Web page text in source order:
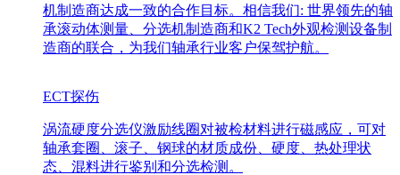
机制造商达成一致的合作目标。相信我们: 世界领先的轴
承滚动体测量、分选机制造商和K2 Tech外观检测设备制
造商的联合，为我们轴承行业客户保驾护航。
ECT探伤
涡流硬度分选仪激励线圈对被检材料进行磁感应，可对
轴承套圈、滚子、钢球的材质成份、硬度、热处理状
态、混料进行鉴别和分选检测。